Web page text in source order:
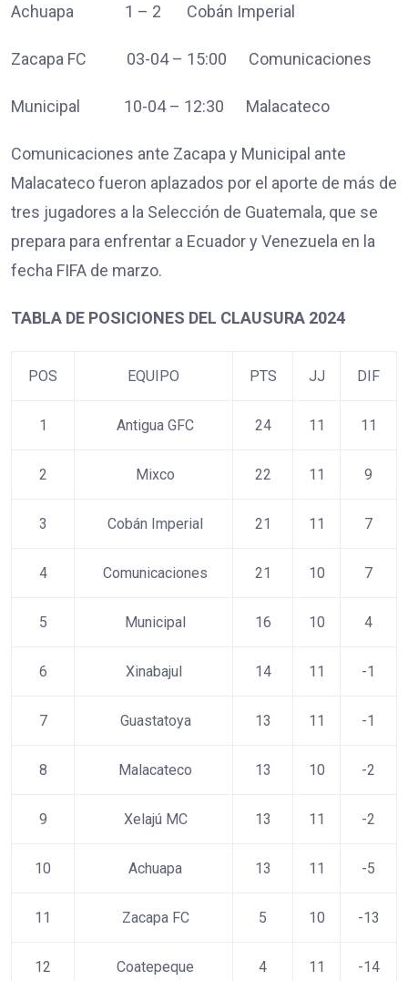
Achuapa 1 – 2 Cobán Imperial
Zacapa FC 03-04 – 15:00 Comunicaciones
Municipal 10-04 – 12:30 Malacateco
Comunicaciones ante Zacapa y Municipal ante
Malacateco fueron aplazados por el aporte de más de
tres jugadores a la Selección de Guatemala, que se
prepara para enfrentar a Ecuador y Venezuela en la
fecha FIFA de marzo.
TABLA DE POSICIONES DEL CLAUSURA 2024
POS EQUIPO PTS JJ DIF
1 Antigua GFC 24 11 11
2 Mixco 22 11 9
3 Cobán Imperial 21 11 7
4 Comunicaciones 21 10 7
5 Municipal 16 10 4
6 Xinabajul 14 11 -1
7 Guastatoya 13 11 -1
8 Malacateco 13 10 -2
9 Xelajú MC 13 11 -2
10 Achuapa 13 11 -5
11 Zacapa FC 5 10 -13
12 Coatepeque 4 11 -14